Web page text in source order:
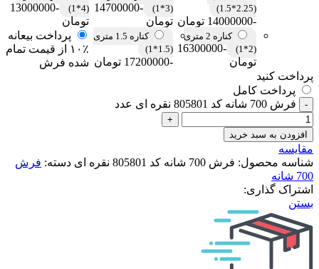
(2.25*1.5)
-14000000 تومان
(3*1)
-14700000
تومان
(4*1)
-13000000
تومان
کناره 2 متری
(2*1)
-16300000
تومان
کناره 1.5 متری
(1.5*1)
-17200000 تومان
پرداخت بیعانه
۱۰٪ از قیمت تمام
شده فرش
پرداخت کنید
پرداخت کامل
فرش 700 شانه کد 805801 نقره ای عدد
افزودن به سبد خرید
مقایسه
شناسه محصول: فرش 700 شانه کد 805801 نقره ای دسته: فرش
700 شانه
اشتراک گذاری:
بستن